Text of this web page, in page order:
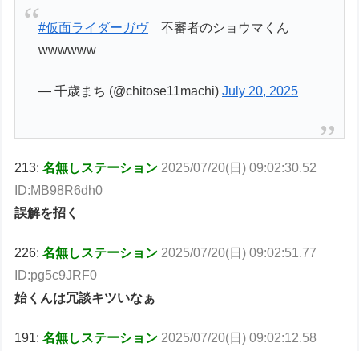
#仮面ライダーガヴ不審者のショウマくん
wwwwww
— 千歳まち (@chitose11machi)July 20, 2025
213:名無しステーション 2025/07/20(日) 09:02:30.52
ID:MB98R6dh0
誤解を招く
226:名無しステーション 2025/07/20(日) 09:02:51.77
ID:pg5c9JRF0
始くんは冗談キツいなぁ
191:名無しステーション 2025/07/20(日) 09:02:12.58